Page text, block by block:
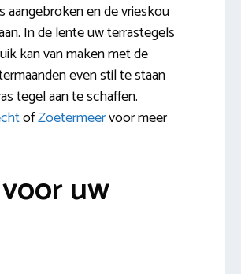
aangebroken en de vrieskou
In de lente uw terrastegels
kan van maken met de
even stil te staan
tegel aan te schaffen.
ofZoetermeervoor meer
uw